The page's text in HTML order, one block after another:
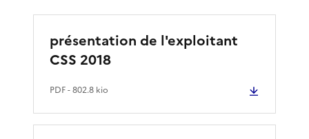
présentation de l'exploitant
CSS 2018
PDF- 802.8 kio